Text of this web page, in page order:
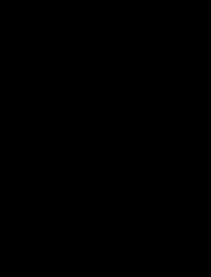
med
cirka 20 cm.
bästa effekt.
en mockaborste.